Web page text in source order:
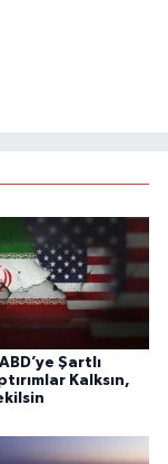
Şartlı
Kalksın,